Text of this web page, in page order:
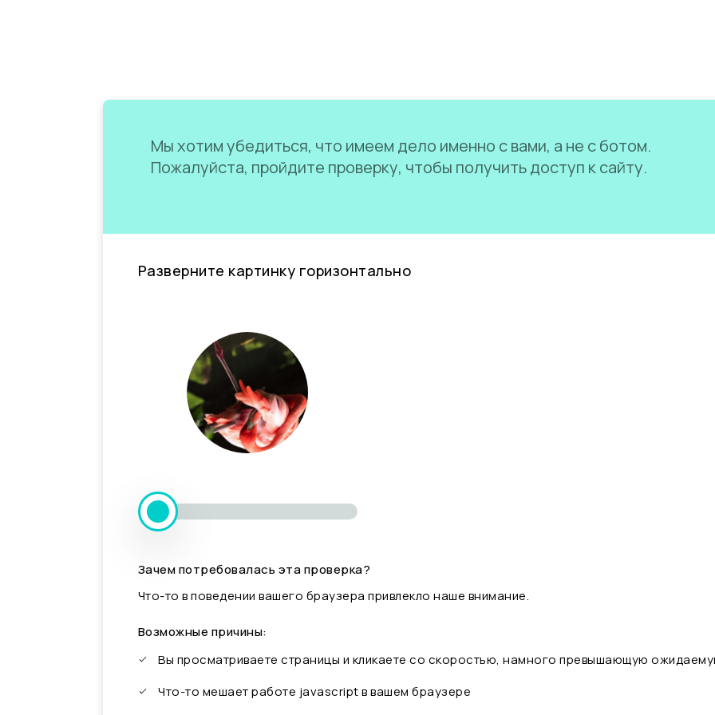
Мы хотим убедиться, что имеем дело именно с вами, а не с ботом.
Пожалуйста, пройдите проверку, чтобы получить доступ к сайту.
Разверните картинку горизонтально
Зачем потребовалась эта проверка?
Что-то в поведении вашего браузера привлекло наше внимание.
Возможные причины:
Вы просматриваете страницы и кликаете со скоростью, намного превышающую
Что-то мешает работе javascript в вашем браузере